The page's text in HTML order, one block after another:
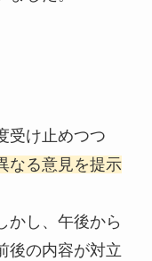
受け止めつつ
なる意見を提示
かし、午後から
後の内容が対立